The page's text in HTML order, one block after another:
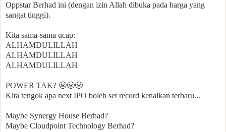
Oppstar Berhad ini (dengan izin Allah dibuka pada harga yang
sangat tinggi).
Kita sama-sama ucap:
ALHAMDULILLAH
ALHAMDULILLAH
ALHAMDULILLAH
POWER TAK? 😬😬😬
Kita tengok apa next IPO boleh set record kenaikan terbaru...
Maybe Synergy House Berhad?
Maybe Cloudpoint Technology Berhad?